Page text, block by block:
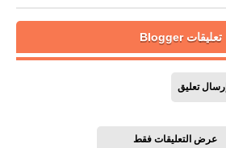
تعليقات Blogger
إرسال تعليق
عرض التعليقات فقط